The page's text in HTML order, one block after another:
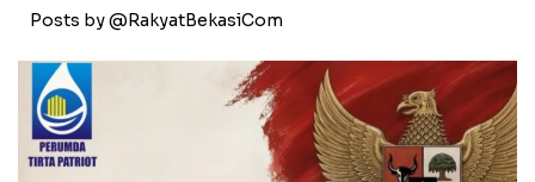
Posts by @RakyatBekasiCom